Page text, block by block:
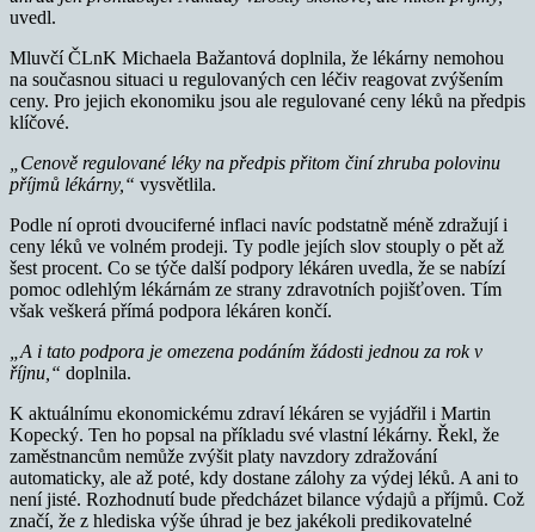
uvedl.
Mluvčí ČLnK Michaela Bažantová doplnila, že lékárny nemohou
na současnou situaci u regulovaných cen léčiv reagovat zvýšením
ceny. Pro jejich ekonomiku jsou ale regulované ceny léků na předpis
klíčové.
„Cenově regulované léky na předpis přitom činí zhruba polovinu
příjmů lékárny,“ vysvětlila.
Podle ní oproti dvouciferné inflaci navíc podstatně méně zdražují i
ceny léků ve volném prodeji. Ty podle jejích slov stouply o pět až
šest procent. Co se týče další podpory lékáren uvedla, že se nabízí
pomoc odlehlým lékárnám ze strany zdravotních pojišťoven. Tím
však veškerá přímá podpora lékáren končí.
„A i tato podpora je omezena podáním žádosti jednou za rok v
říjnu,“ doplnila.
K aktuálnímu ekonomickému zdraví lékáren se vyjádřil i Martin
Kopecký. Ten ho popsal na příkladu své vlastní lékárny. Řekl, že
zaměstnancům nemůže zvýšit platy navzdory zdražování
automaticky, ale až poté, kdy dostane zálohy za výdej léků. A ani to
není jisté. Rozhodnutí bude předcházet bilance výdajů a příjmů. Což
značí, že z hlediska výše úhrad je bez jakékoli predikovatelné